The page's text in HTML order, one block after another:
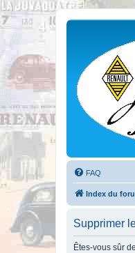
FAQ
Index du
Supprimer
Êtes-vous sûr